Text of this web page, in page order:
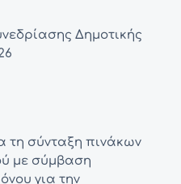
Δημοτικής
τη σύνταξη πινάκων
με σύμβαση
για την